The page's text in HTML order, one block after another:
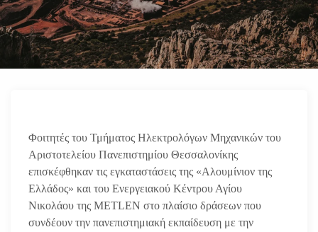
Φοιτητές του Τμήματος Ηλεκτρολόγων Μηχανικών του
Αριστοτελείου Πανεπιστημίου Θεσσαλονίκης
επισκέφθηκαν τις εγκαταστάσεις της «Αλουμίνιον της
Ελλάδος» και του Ενεργειακού Κέντρου Αγίου
Νικολάου της METLEN στο πλαίσιο δράσεων που
συνδέουν την πανεπιστημιακή εκπαίδευση με την